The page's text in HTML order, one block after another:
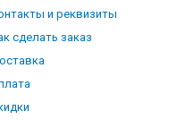
и реквизиты
сделать заказ